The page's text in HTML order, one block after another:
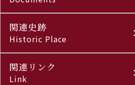
関連史跡
Historic Place
関連リンク
Link